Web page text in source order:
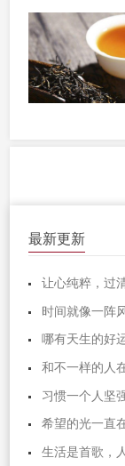
最新更新
让心纯粹，过
时间就像一阵
哪有天生的好
和不一样的人
习惯一个人坚
希望的光一直
生活是首歌，